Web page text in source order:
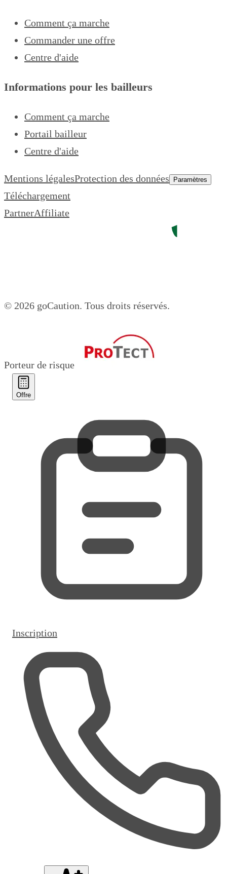
Comment ça marche
Commander une offre
Centre d'aide
Informations pour les bailleurs
Comment ça marche
Portail bailleur
Centre d'aide
Mentions légalesProtection des données Paramètres
Téléchargement
PartnerAffiliate
© 2026 goCaution. Tous droits réservés.
Porteur de risque
Offre
Inscription